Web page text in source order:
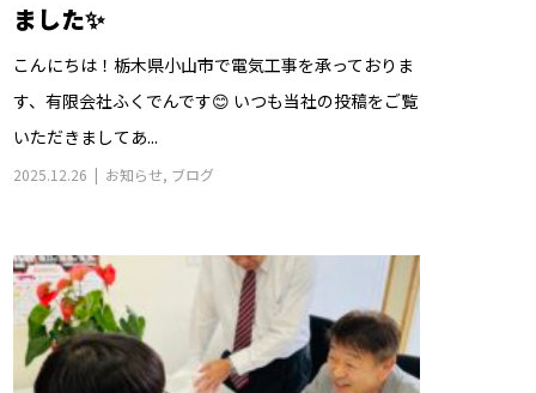
ました✨
こんにちは！栃木県小山市で電気工事を承っておりま
す、有限会社ふくでんです😊 いつも当社の投稿をご覧
いただきましてあ...
2025.12.26 お知らせ, ブログ